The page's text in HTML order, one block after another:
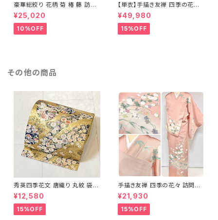
豪華総絞り 花柄 菊 椿 藤 訪問
着 鹿の子絞り ラメ 正絹 黒 白
グレー 1435
¥25,020
10%OFF
【単衣】手描き友禅 四季の花々
正絹 訪問着 水色 黄緑 白 パス
テルカラー 1431
¥49,980
15%OFF
その他の商品
秀英四季花文 唐織り 丸紋 袋帯
正絹 金糸 ゴールド 紺 ピンク 7
05
¥12,580
15%OFF
手描き友禅 四季の花々 訪問着
袷 正絹 サーモンピンク クリー
ム 白 桃花色 1434
¥21,930
15%OFF